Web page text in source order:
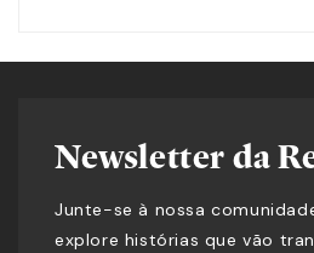
Newsletter da
Junte-se à nossa
explore histórias que vão